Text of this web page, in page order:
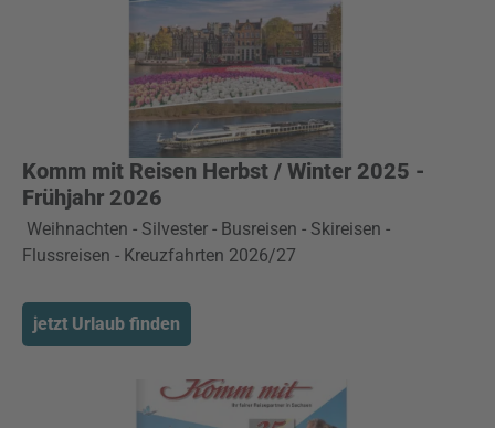
Komm mit Reisen Herbst / Winter 2025 -
Frühjahr 2026
Weihnachten - Silvester - Busreisen - Skireisen -
Flussreisen - Kreuzfahrten 2026/27
jetzt Urlaub finden